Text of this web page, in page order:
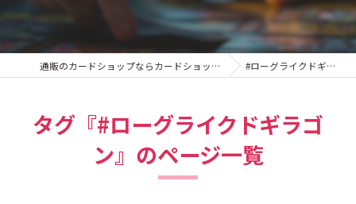
通販のカードショップならカードショップはっち #ローグライクドギラゴン
タグ『#ローグライクドギラゴ
ン』のページ一覧